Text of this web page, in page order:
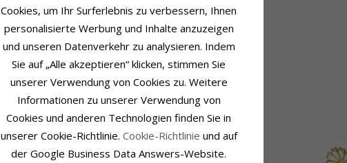
Lieferzeit:4-5 Werktage
VERWANDTE PRODUKTE
Cookies, um Ihr Surferlebnis zu verbessern, Ihnen
personalisierte Werbung und Inhalte anzuzeigen
und unseren Datenverkehr zu analysieren. Indem
Sie auf „Alle akzeptieren“ klicken, stimmen Sie
unserer Verwendung von Cookies zu. Weitere
Informationen zu unserer Verwendung von
Cookies und anderen Technologien finden Sie in
unserer Cookie-Richtlinie. Cookie-Richtlinie und auf
der Google Business Data Answers-Website.